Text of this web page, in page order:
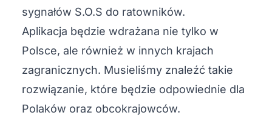
sygnałów S.O.S do ratowników.
Aplikacja będzie wdrażana nie tylko w
Polsce, ale również w innych krajach
zagranicznych. Musieliśmy znaleźć takie
rozwiązanie, które będzie odpowiednie dla
Polaków oraz obcokrajowców.